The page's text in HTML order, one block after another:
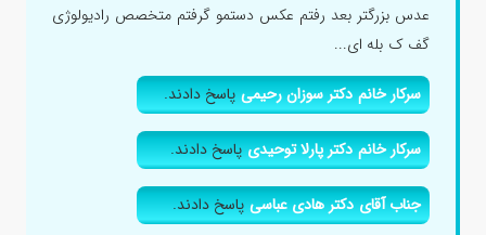
عدس بزرگتر بعد رفتم عکس دستمو گرفتم متخصص رادیولوژی
گف ک بله ای...
سرکار خانم دکتر سوزان رحیمیپاسخ دادند.
سرکار خانم دکتر پارلا توحیدیپاسخ دادند.
جناب آقای دکتر هادی عباسیپاسخ دادند.